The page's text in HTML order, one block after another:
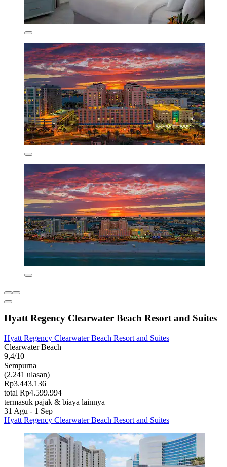
Hyatt Regency Clearwater Beach Resort and Suites
Hyatt Regency Clearwater Beach Resort and Suites
Clearwater Beach
9,4/10
Sempurna
(2.241 ulasan)
Rp3.443.136
total Rp4.599.994
termasuk pajak & biaya lainnya
31 Agu - 1 Sep
Hyatt Regency Clearwater Beach Resort and Suites